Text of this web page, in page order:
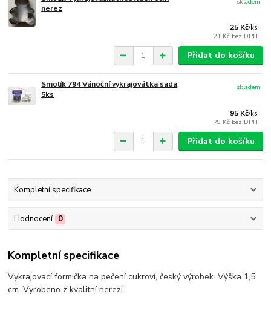
nerez
25 Kč/ks
21 Kč bez DPH
Přidat do košíku
Smolík 794 Vánoční vykrajovátka sada
5ks
95 Kč/ks
79 Kč bez DPH
skladem
Přidat do košíku
Kompletní specifikace
Hodnocení 0
Kompletní specifikace
Vykrajovací formička na pečení cukroví, český výrobek. Výška 1,5
cm. Vyrobeno z kvalitní nerezi.